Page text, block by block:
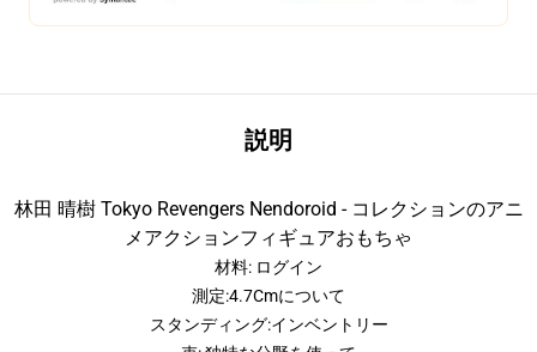
説明
林田 晴樹 Tokyo Revengers Nendoroid - コレクションのアニ
メアクションフィギュアおもちゃ
材料: ログイン
測定:4.7Cmについて
スタンディング:インベントリー